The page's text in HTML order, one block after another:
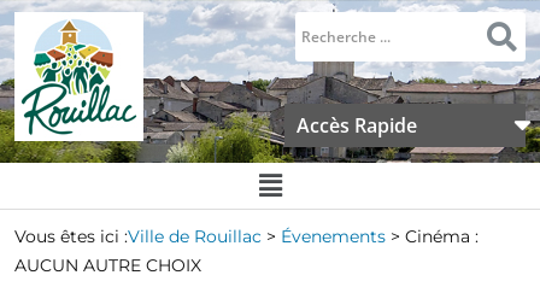
Accès Rapide
Vous êtes ici :Ville de Rouillac > Évenements > Cinéma :
AUCUN AUTRE CHOIX